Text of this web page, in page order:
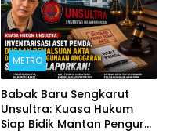
METRO
Babak Baru Sengkarut
Unsultra: Kuasa Hukum
Siap Bidik Mantan Pengurus